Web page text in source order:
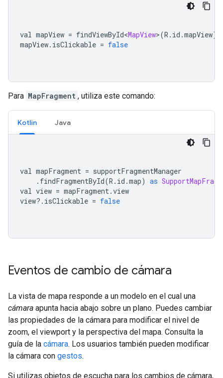
val mapView = findViewById<MapView>(R . id .mapView)
mapView. isClickable = false
Para MapFragment , utiliza este comando:
Kotlin Java
val mapFragment = supportFragmentManager
. findFragmentById(R . id .map) as
val view = mapFragment.view
view?. isClickable = false
Eventos de cambio de cámara
La vista de mapa responde a un modelo en el cual una
cámara apunta hacia abajo sobre un plano. Puedes cambiar
las propiedades de la cámara para modificar el nivel de
zoom, el viewport y la perspectiva del mapa. Consulta la
guía de la cámara. Los usuarios también pueden modificar
la cámara con gestos.
Si utilizas objetos de escucha para los cambios de cámara,